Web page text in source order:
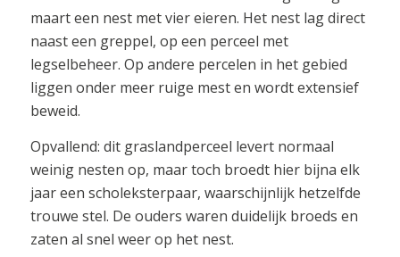
maart een nest met vier eieren. Het nest lag direct
naast een greppel, op een perceel met
legselbeheer. Op andere percelen in het gebied
liggen onder meer ruige mest en wordt extensief
beweid.
Opvallend: dit graslandperceel levert normaal
weinig nesten op, maar toch broedt hier bijna elk
jaar een scholeksterpaar, waarschijnlijk hetzelfde
trouwe stel. De ouders waren duidelijk broeds en
zaten al snel weer op het nest.